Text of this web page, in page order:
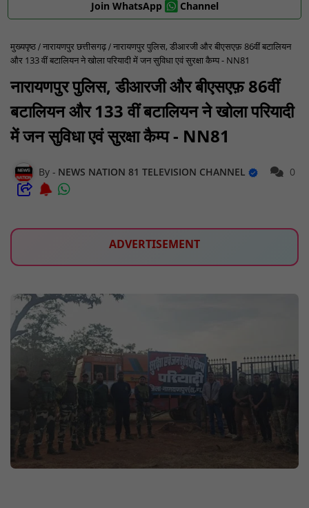
Join WhatsApp Channel
मुख्यपृष्ठ नारायणपुर छत्तीसगढ़ नारायणपुर पुलिस, डीआरजी और बीएसएफ़ 86वीं बटालियन
और 133 वीं बटालियन ने खोला परियादी में जन सुविधा एवं सुरक्षा कैम्प - NN81
नारायणपुर पुलिस, डीआरजी और बीएसएफ़ 86वीं
बटालियन और 133 वीं बटालियन ने खोला परियादी
में जन सुविधा एवं सुरक्षा कैम्प - NN81
NEWS NATION 81 TELEVISION CHANNEL 0
ADVERTISEMENT